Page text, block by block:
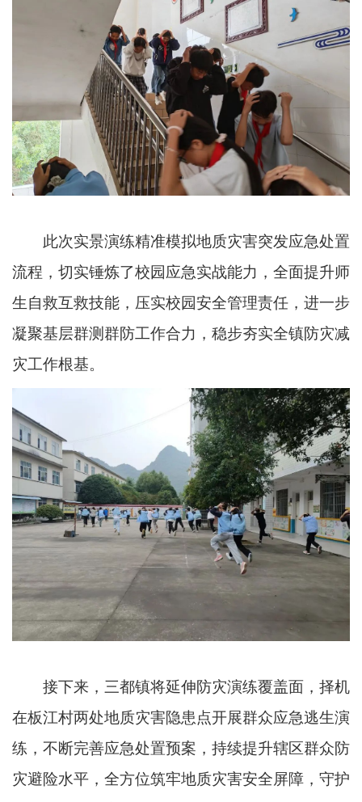
此次实景演练精准模拟地质灾害突发应急处置
流程，切实锤炼了校园应急实战能力，全面提升师
生自救互救技能，压实校园安全管理责任，进一步
凝聚基层群测群防工作合力，稳步夯实全镇防灾减
灾工作根基。
接下来，三都镇将延伸防灾演练覆盖面，择机
在板江村两处地质灾害隐患点开展群众应急逃生演
练，不断完善应急处置预案，持续提升辖区群众防
灾避险水平，全方位筑牢地质灾害安全屏障，守护